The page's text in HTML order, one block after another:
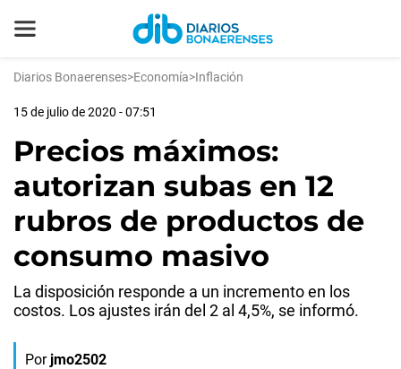
Diarios Bonaerenses>Economía>Inflación
15 de julio de 2020 - 07:51
Precios máximos:
autorizan subas en 12
rubros de productos de
consumo masivo
La disposición responde a un incremento en los
costos. Los ajustes irán del 2 al 4,5%, se informó.
Por jmo2502